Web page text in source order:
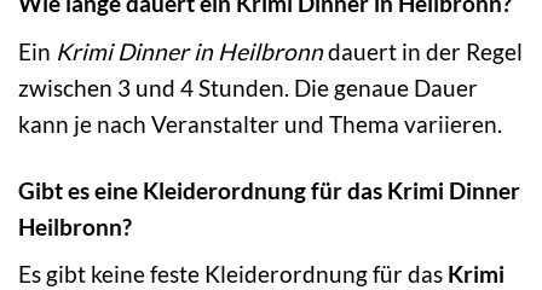
Ein Krimi Dinner in Heilbronndauert in der Regel
zwischen 3 und 4 Stunden. Die genaue Dauer
kann je nach Veranstalter und Thema variieren.
Gibt es eine Kleiderordnung für das Krimi Dinner
Heilbronn?
Es gibt keine feste Kleiderordnung für das Krimi